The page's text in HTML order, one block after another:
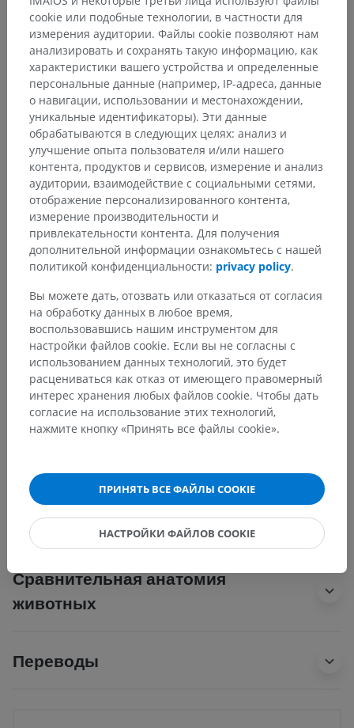
Анатомическая иерархия
Анатомия человека 2
Анатомия человека 1
Общая анатомия> Плоскости, линии и области>
Области человеческого тела> Области головы
Основные структуры:
Лобная область
Теменная область
Затылочная область
Височная область
Область сосцевидного отростка
Область лица
Сравнительная анатомия
животных
Переводы
cookie или подобные технологии, в частности для
измерения аудитории. Файлы cookie позволяют нам
анализировать и сохранять такую информацию, как
характеристики вашего устройства и определенные
персональные данные (например, IP-адреса, данные
о навигации, использовании и местонахождении,
уникальные идентификаторы). Эти данные
обрабатываются в следующих целях: анализ и
улучшение опыта пользователя и/или нашего
контента, продуктов и сервисов, измерение и анализ
аудитории, взаимодействие с социальными сетями,
отображение персонализированного контента,
измерение производительности и
привлекательности контента. Для получения
дополнительной информации ознакомьтесь с нашей
политикой конфиденциальности: privacy policy.
Вы можете дать, отозвать или отказаться от согласия
на обработку данных в любое время,
воспользовавшись нашим инструментом для
настройки файлов cookie. Если вы не согласны с
использованием данных технологий, это будет
расцениваться как отказ от имеющего правомерный
интерес хранения любых файлов cookie. Чтобы дать
согласие на использование этих технологий,
нажмите кнопку «Принять все файлы cookie».
ПРИНЯТЬ ВСЕ ФАЙЛЫ COOKIE
НАСТРОЙКИ ФАЙЛОВ COOKIE